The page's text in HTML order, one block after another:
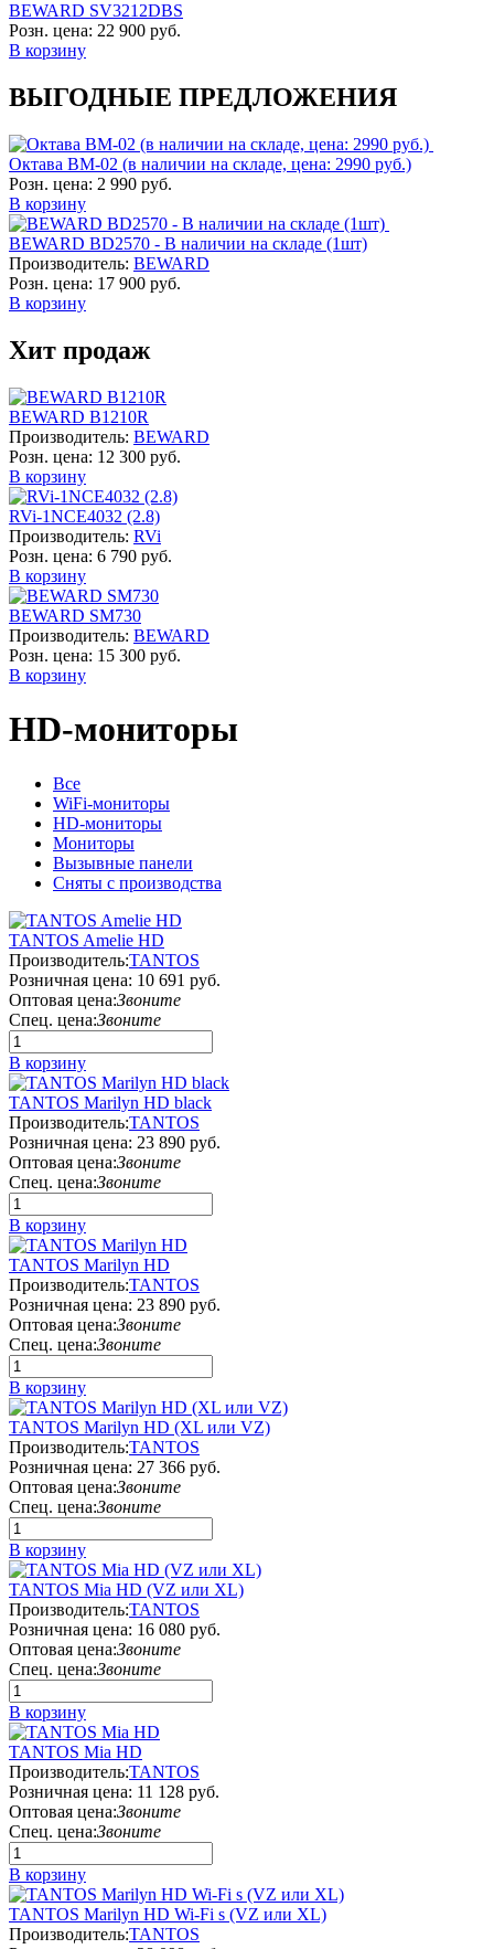
BEWARD SV3212DBS
Розн. цена: 22 900 руб.
В корзину
ВЫГОДНЫЕ ПРЕДЛОЖЕНИЯ
Октава ВМ-02 (в наличии на складе, цена: 2990 руб.)
Розн. цена: 2 990 руб.
В корзину
BEWARD BD2570 - В наличии на складе (1шт)
Производитель: BEWARD
Розн. цена: 17 900 руб.
В корзину
Хит продаж
BEWARD B1210R
Производитель: BEWARD
Розн. цена: 12 300 руб.
В корзину
RVi-1NCE4032 (2.8)
Производитель: RVi
Розн. цена: 6 790 руб.
В корзину
BEWARD SM730
Производитель: BEWARD
Розн. цена: 15 300 руб.
В корзину
HD-мониторы
Все
WiFi-мониторы
HD-мониторы
Мониторы
Вызывные панели
Сняты с производства
TANTOS Amelie HD
Производитель:TANTOS
Розничная цена: 10 691 руб.
Оптовая цена:Звоните
Спец. цена:Звоните
В корзину
TANTOS Marilyn HD black
Производитель:TANTOS
Розничная цена: 23 890 руб.
Оптовая цена:Звоните
Спец. цена:Звоните
В корзину
TANTOS Marilyn HD
Производитель:TANTOS
Розничная цена: 23 890 руб.
Оптовая цена:Звоните
Спец. цена:Звоните
В корзину
TANTOS Marilyn HD (XL или VZ)
Производитель:TANTOS
Розничная цена: 27 366 руб.
Оптовая цена:Звоните
Спец. цена:Звоните
В корзину
TANTOS Mia HD (VZ или XL)
Производитель:TANTOS
Розничная цена: 16 080 руб.
Оптовая цена:Звоните
Спец. цена:Звоните
В корзину
TANTOS Mia HD
Производитель:TANTOS
Розничная цена: 11 128 руб.
Оптовая цена:Звоните
Спец. цена:Звоните
В корзину
TANTOS Marilyn HD Wi-Fi s (VZ или XL)
Производитель:TANTOS